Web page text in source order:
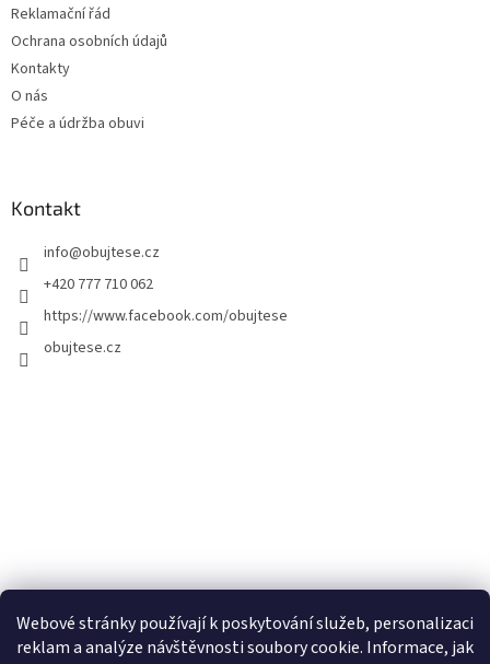
Webové stránky používají k poskytování služeb, personalizaci
reklam a analýze návštěvnosti soubory cookie. Informace, jak
Reklamační řád
Ochrana osobních údajů
Kontakty
O nás
Péče a údržba obuvi
Kontakt
info@obujtese.cz
+420 777 710 062
https://www.facebook.com/obujtese
obujtese.cz